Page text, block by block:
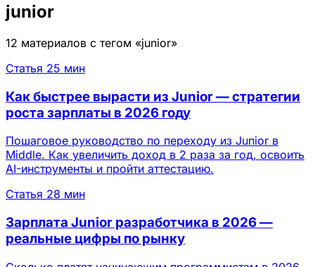
junior
12 материалов с тегом «junior»
Статья 25 мин
Как быстрее вырасти из Junior — стратегии
роста зарплаты в 2026 году
Пошаговое руководство по переходу из Junior в
Middle. Как увеличить доход в 2 раза за год, освоить
AI-инструменты и пройти аттестацию.
Статья 28 мин
Зарплата Junior разработчика в 2026 —
реальные цифры по рынку